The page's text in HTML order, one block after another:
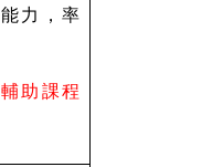
力，率
助課程